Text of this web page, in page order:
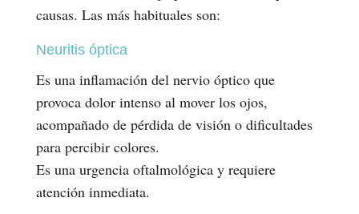
causas. Las más habituales son:
Neuritis óptica
Es una inflamación del nervio óptico que
provoca dolor intenso al mover los ojos,
acompañado de pérdida de visión o dificultades
para percibir colores.
Es una urgencia oftalmológica y requiere
atención inmediata.